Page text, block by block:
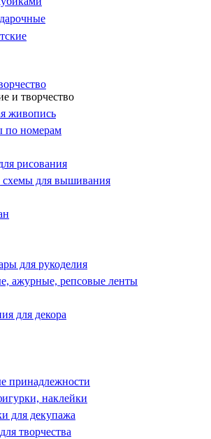
и творчество
живопись
по номерам
рисования
для вышивания
для рукоделия
ажурные, репсовые ленты
для декора
принадлежности
наклейки
для декупажа
творчества